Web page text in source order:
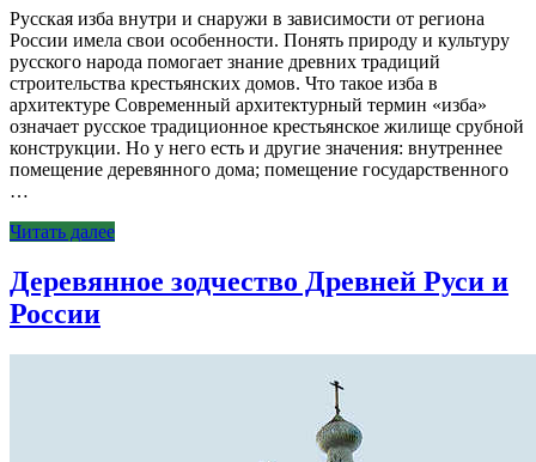
Русская изба внутри и снаружи в зависимости от региона
России имела свои особенности. Понять природу и культуру
русского народа помогает знание древних традиций
строительства крестьянских домов. Что такое изба в
архитектуре Современный архитектурный термин «изба»
означает русское традиционное крестьянское жилище срубной
конструкции. Но у него есть и другие значения: внутреннее
помещение деревянного дома; помещение государственного
…
Читать далее
Деревянное зодчество Древней Руси и
России